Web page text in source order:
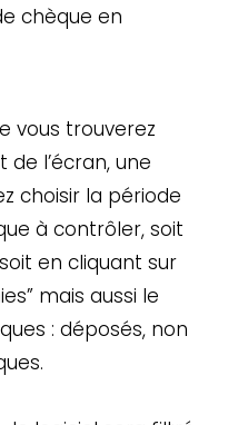
chèque en
vous trouverez
de l’écran, une
choisir la période
à contrôler, soit
en cliquant sur
mais aussi le
: déposés, non